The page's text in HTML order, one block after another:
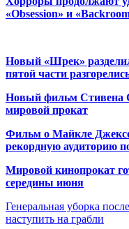
«Obsession» и
Новый «Шрек»
пятой части
Новый фильм Стивена
мировой прокат
Фильм о Майкле
рекордную аудиторию
Мировой кинопрокат
середины июня
Генеральная уборка
наступить на грабли